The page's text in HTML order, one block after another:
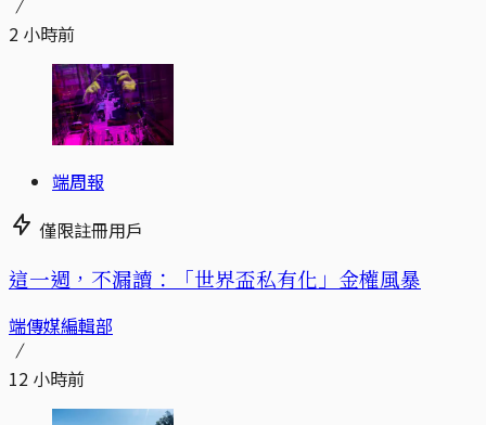
2 小時前
端周報
僅限註冊用戶
這一週，不漏讀：「世界盃私有化」金權風暴
端傳媒編輯部
12 小時前